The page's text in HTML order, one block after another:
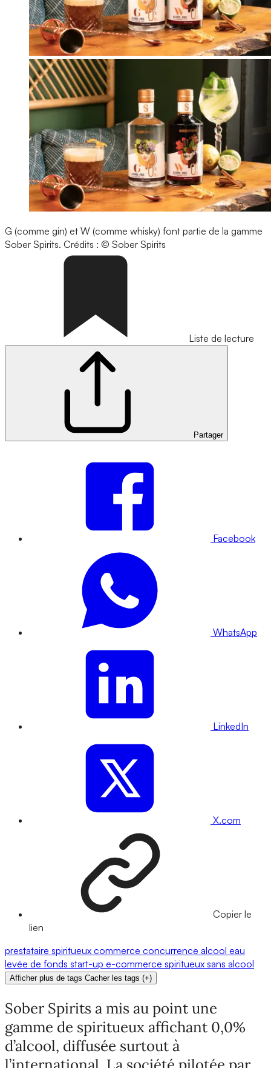
G (comme gin) et W (comme whisky) font partie de la gamme
Sober Spirits. Crédits : © Sober Spirits
Liste de lecture
Partager
Facebook
WhatsApp
LinkedIn
X.com
Copier le
lien
prestataire spiritueux commerce concurrence alcool eau
levée de fonds start-up e-commerce spiritueux sans alcool
Afficher plus de tags Cacher les tags (+)
Sober Spirits a mis au point une
gamme de spiritueux affichant 0,0%
d’alcool, diffusée surtout à